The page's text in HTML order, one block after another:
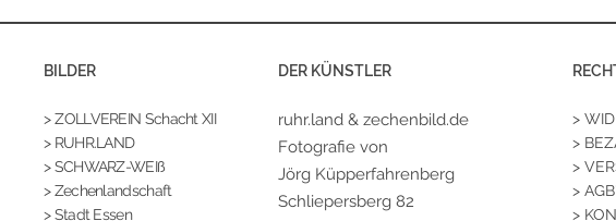
BILDER
>ZOLLVEREIN Schacht XII
> RUHR.LAND
> SCHWARZ-WEIß
>Zechenlandschaft
> Stadt Essen
DER KÜNSTLER
ruhr.land & zechenbild.de
Fotografie von
Jörg Küpperfahrenberg
Schliepersberg 82
>
>
>
>
>